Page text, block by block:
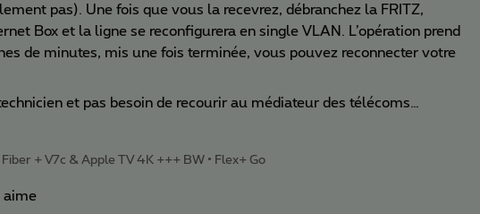
pas). Une fois que vous la recevrez, débranchez la FRITZ,
Box et la ligne se reconfigurera en single VLAN. L’opération prend
de minutes, mis une fois terminée, vous pouvez reconnecter votre
et pas besoin de recourir au médiateur des télécoms…
Fiber + V7c & Apple TV 4K +++ BW • Flex+ Go
aime